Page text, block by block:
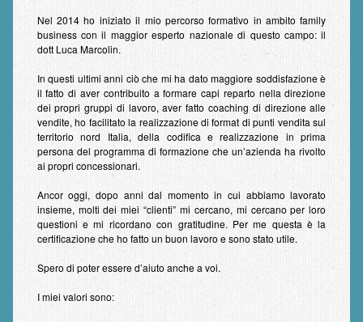
Nel 2014 ho iniziato il mio percorso formativo in ambito family
business con il maggior esperto nazionale di questo campo: il
dott Luca Marcolin.
In questi ultimi anni ciò che mi ha dato maggiore soddisfazione è
il fatto di aver contribuito a formare capi reparto nella direzione
dei propri gruppi di lavoro, aver fatto coaching di direzione alle
vendite, ho facilitato la realizzazione di format di punti vendita sul
territorio nord Italia, della codifica e realizzazione in prima
persona del programma di formazione che un’azienda ha rivolto
ai propri concessionari.
Ancor oggi, dopo anni dal momento in cui abbiamo lavorato
insieme, molti dei miei “clienti” mi cercano, mi cercano per loro
questioni e mi ricordano con gratitudine. Per me questa è la
certificazione che ho fatto un buon lavoro e sono stato utile.
Spero di poter essere d’aiuto anche a voi.
I miei valori sono: